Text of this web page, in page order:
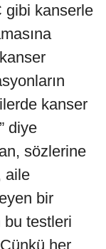
gibi kanserle
kanser
diye
sözlerine
aile
bir
bu testleri
her